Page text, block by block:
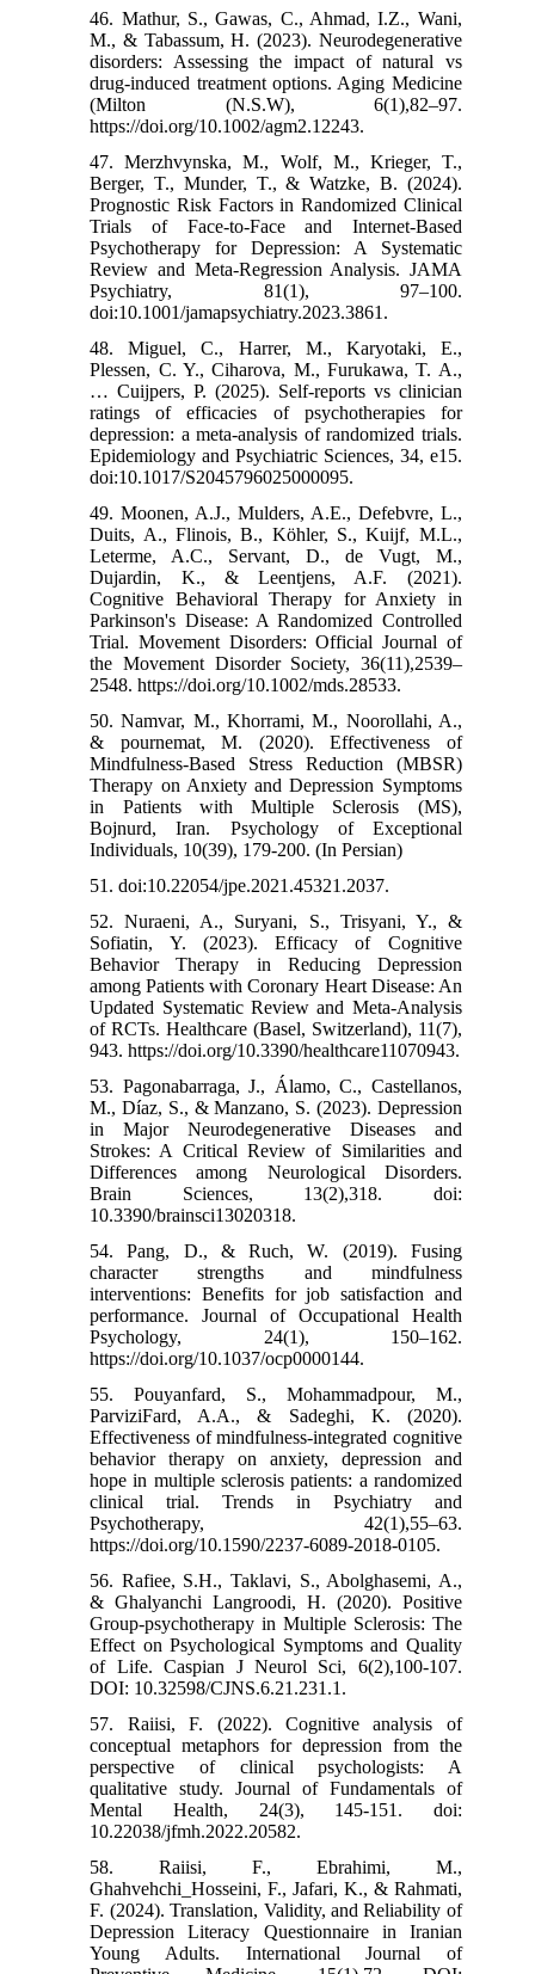
46. Mathur, S., Gawas, C., Ahmad, I.Z., Wani,
M., & Tabassum, H. (2023). Neurodegenerative
disorders: Assessing the impact of natural vs
drug-induced treatment options. Aging Medicine
(Milton (N.S.W), 6(1),82–97.
https://doi.org/10.1002/agm2.12243.
47. Merzhvynska, M., Wolf, M., Krieger, T.,
Berger, T., Munder, T., & Watzke, B. (2024).
Prognostic Risk Factors in Randomized Clinical
Trials of Face-to-Face and Internet-Based
Psychotherapy for Depression: A Systematic
Review and Meta-Regression Analysis. JAMA
Psychiatry, 81(1), 97–100.
doi:10.1001/jamapsychiatry.2023.3861.
48. Miguel, C., Harrer, M., Karyotaki, E.,
Plessen, C. Y., Ciharova, M., Furukawa, T. A.,
… Cuijpers, P. (2025). Self-reports vs clinician
ratings of efficacies of psychotherapies for
depression: a meta-analysis of randomized trials.
Epidemiology and Psychiatric Sciences, 34, e15.
doi:10.1017/S2045796025000095.
49. Moonen, A.J., Mulders, A.E., Defebvre, L.,
Duits, A., Flinois, B., Köhler, S., Kuijf, M.L.,
Leterme, A.C., Servant, D., de Vugt, M.,
Dujardin, K., & Leentjens, A.F. (2021).
Cognitive Behavioral Therapy for Anxiety in
Parkinson's Disease: A Randomized Controlled
Trial. Movement Disorders: Official Journal of
the Movement Disorder Society, 36(11),2539–
2548. https://doi.org/10.1002/mds.28533.
50. Namvar, M., Khorrami, M., Noorollahi, A.,
& pournemat, M. (2020). Effectiveness of
Mindfulness-Based Stress Reduction (MBSR)
Therapy on Anxiety and Depression Symptoms
in Patients with Multiple Sclerosis (MS),
Bojnurd, Iran. Psychology of Exceptional
Individuals, 10(39), 179-200. (In Persian)
51. doi:10.22054/jpe.2021.45321.2037.
52. Nuraeni, A., Suryani, S., Trisyani, Y., &
Sofiatin, Y. (2023). Efficacy of Cognitive
Behavior Therapy in Reducing Depression
among Patients with Coronary Heart Disease: An
Updated Systematic Review and Meta-Analysis
of RCTs. Healthcare (Basel, Switzerland), 11(7),
943. https://doi.org/10.3390/healthcare11070943.
53. Pagonabarraga, J., Álamo, C., Castellanos,
M., Díaz, S., & Manzano, S. (2023). Depression
in Major Neurodegenerative Diseases and
Strokes: A Critical Review of Similarities and
Differences among Neurological Disorders.
Brain Sciences, 13(2),318. doi:
10.3390/brainsci13020318.
54. Pang, D., & Ruch, W. (2019). Fusing
character strengths and mindfulness
interventions: Benefits for job satisfaction and
performance. Journal of Occupational Health
Psychology, 24(1), 150–162.
https://doi.org/10.1037/ocp0000144.
55. Pouyanfard, S., Mohammadpour, M.,
ParviziFard, A.A., & Sadeghi, K. (2020).
Effectiveness of mindfulness-integrated cognitive
behavior therapy on anxiety, depression and
hope in multiple sclerosis patients: a randomized
clinical trial. Trends in Psychiatry and
Psychotherapy, 42(1),55–63.
https://doi.org/10.1590/2237-6089-2018-0105.
56. Rafiee, S.H., Taklavi, S., Abolghasemi, A.,
& Ghalyanchi Langroodi, H. (2020). Positive
Group-psychotherapy in Multiple Sclerosis: The
Effect on Psychological Symptoms and Quality
of Life. Caspian J Neurol Sci, 6(2),100-107.
DOI: 10.32598/CJNS.6.21.231.1.
57. Raiisi, F. (2022). Cognitive analysis of
conceptual metaphors for depression from the
perspective of clinical psychologists: A
qualitative study. Journal of Fundamentals of
Mental Health, 24(3), 145-151. doi:
10.22038/jfmh.2022.20582.
58. Raiisi, F., Ebrahimi, M.,
Ghahvehchi_Hosseini, F., Jafari, K., & Rahmati,
F. (2024). Translation, Validity, and Reliability of
Depression Literacy Questionnaire in Iranian
Young Adults. International Journal of